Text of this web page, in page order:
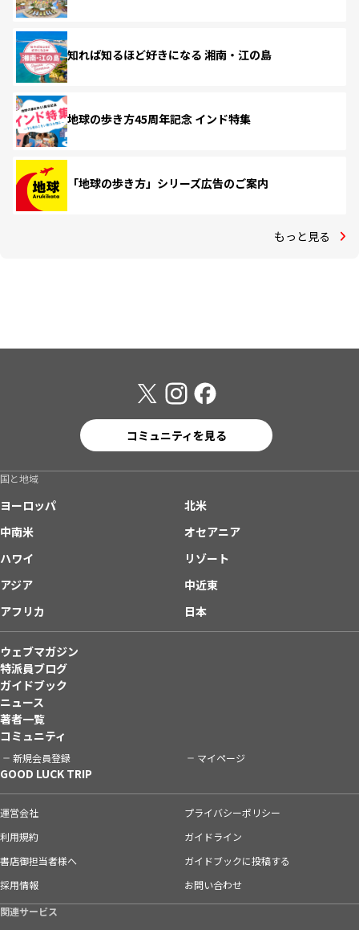
知れば知るほど好きになる 湘南・江の島
地球の歩き方45周年記念 インド特集
「地球の歩き方」シリーズ広告のご案内
もっと見る
コミュニティを見る
国と地域
ヨーロッパ
北米
中南米
オセアニア
ハワイ
リゾート
アジア
中近東
アフリカ
日本
ウェブマガジン
特派員ブログ
ガイドブック
ニュース
著者一覧
コミュニティ
新規会員登録 マイページ
GOOD LUCK TRIP
運営会社
プライバシーポリシー
利用規約
ガイドライン
書店御担当者様へ
ガイドブックに投稿する
採用情報
お問い合わせ
関連サービス